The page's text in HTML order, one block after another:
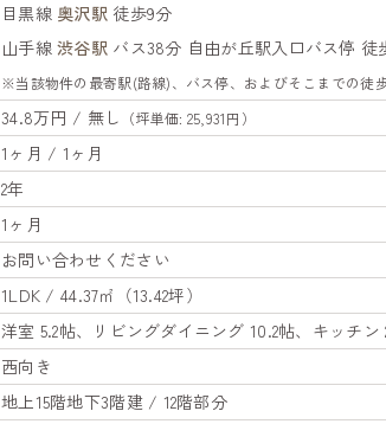
目黒線 奥沢駅徒歩9分
山手線渋谷駅バス38分 自由が丘駅入口バス停 徒
※当該物件の最寄駅(路線)、バス停、およびそこまでの徒
34.8万円 / 無し （坪単価: 25,931円）
1ヶ月 / 1ヶ月
2年
1ヶ月
お問い合わせください
1LDK / 44.37㎡（13.42坪）
洋室 5.2帖、リビングダイニング 10.2帖、キッチン
西向き
地上15階地下3階建 / 12階部分